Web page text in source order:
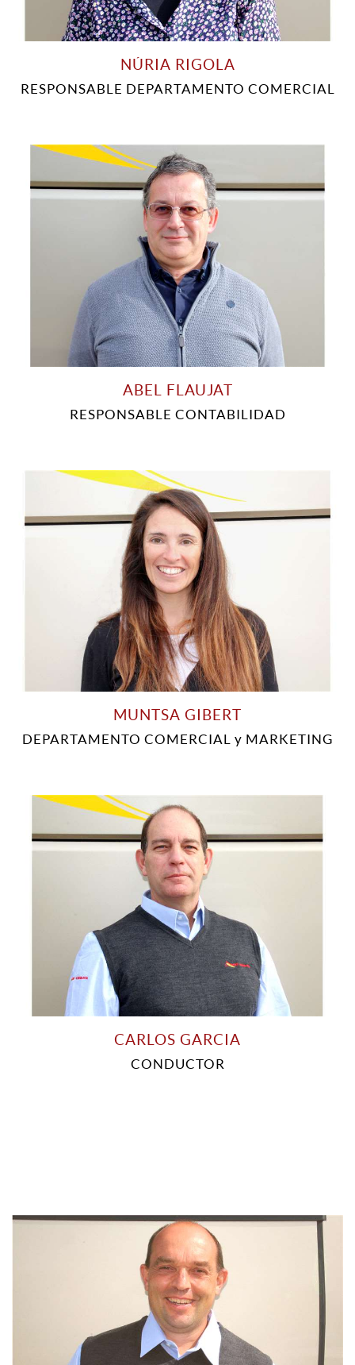
NÚRIA RIGOLA
RESPONSABLE DEPARTAMENTO COMERCIAL
ABEL FLAUJAT
RESPONSABLE CONTABILIDAD
MUNTSA GIBERT
DEPARTAMENTO COMERCIAL y MARKETING
CARLOS GARCIA
CONDUCTOR